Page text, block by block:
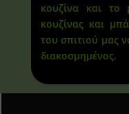
κουζίνα και το
κουζίνας και
του σπιτιού μας
διακοσμημένος.